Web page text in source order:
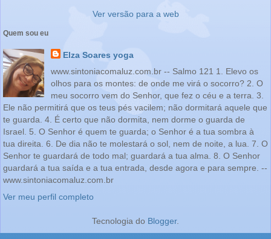
Ver versão para a web
Quem sou eu
Elza Soares yoga
www.sintoniacomaluz.com.br -- Salmo 121 1. Elevo os
olhos para os montes: de onde me virá o socorro? 2. O
meu socorro vem do Senhor, que fez o céu e a terra. 3.
Ele não permitirá que os teus pés vacilem; não dormitará aquele que
te guarda. 4. É certo que não dormita, nem dorme o guarda de
Israel. 5. O Senhor é quem te guarda; o Senhor é a tua sombra à
tua direita. 6. De dia não te molestará o sol, nem de noite, a lua. 7. O
Senhor te guardará de todo mal; guardará a tua alma. 8. O Senhor
guardará a tua saída e a tua entrada, desde agora e para sempre. --
www.sintoniacomaluz.com.br
Ver meu perfil completo
Tecnologia do Blogger.